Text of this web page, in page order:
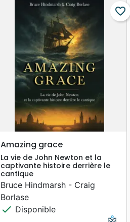
search
favorite_border
Amazing grace
La vie de John Newton et la
captivante histoire derrière le
cantique
Bruce Hindmarsh - Craig
Borlase
check Disponible